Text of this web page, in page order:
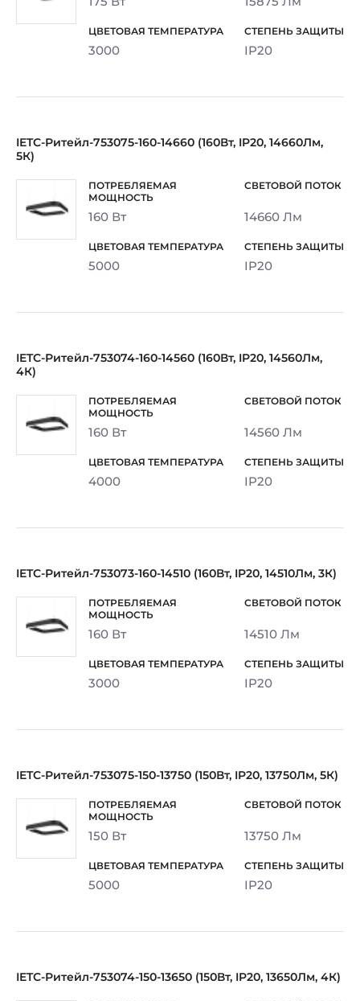
3000 IP20
IETC-Ритейл-753075-160-14660 (160Вт, IP20, 14660Лм,
5К)
160 Вт 14660 Лм
5000 IP20
IETC-Ритейл-753074-160-14560 (160Вт, IP20, 14560Лм,
4К)
160 Вт 14560 Лм
4000 IP20
IETC-Ритейл-753073-160-14510 (160Вт, IP20, 14510Лм, 3К)
160 Вт 14510 Лм
3000 IP20
IETC-Ритейл-753075-150-13750 (150Вт, IP20, 13750Лм, 5К)
150 Вт 13750 Лм
5000 IP20
IETC-Ритейл-753074-150-13650 (150Вт, IP20, 13650Лм, 4К)